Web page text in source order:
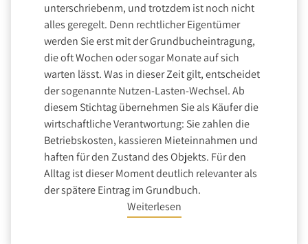
unterschriebenm, und trotzdem ist noch nicht
alles geregelt. Denn rechtlicher Eigentümer
werden Sie erst mit der Grundbucheintragung,
die oft Wochen oder sogar Monate auf sich
warten lässt. Was in dieser Zeit gilt, entscheidet
der sogenannte Nutzen-Lasten-Wechsel. Ab
diesem Stichtag übernehmen Sie als Käufer die
wirtschaftliche Verantwortung: Sie zahlen die
Betriebskosten, kassieren Mieteinnahmen und
haften für den Zustand des Objekts. Für den
Alltag ist dieser Moment deutlich relevanter als
der spätere Eintrag im Grundbuch.
Weiterlesen